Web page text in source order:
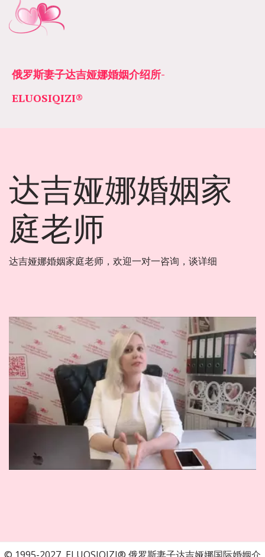
俄罗斯妻子达吉娅娜婚姻介绍所­­
ELUOSIQIZI®
达吉娅娜婚姻家
庭老师
达吉娅娜婚姻家庭老师，欢迎一对一咨询，谈详细